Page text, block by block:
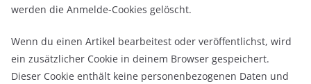
werden die Anmelde-Cookies gelöscht.
Wenn du einen Artikel bearbeitest oder veröffentlichst, wird
ein zusätzlicher Cookie in deinem Browser gespeichert.
Dieser Cookie enthält keine personenbezogenen Daten und